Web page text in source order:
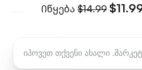
Იწყება $14.99